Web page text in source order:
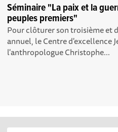
Séminaire "La paix et la
peuples premiers"
Pour clôturer son troisième et
annuel, le Centre d'excellence
l'anthropologue Christophe...